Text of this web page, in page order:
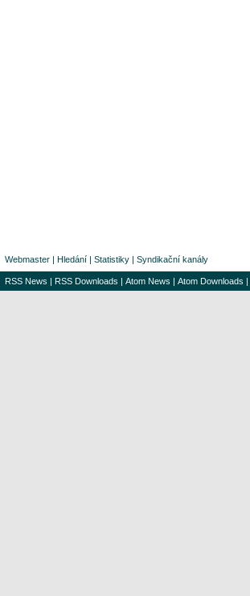
Webmaster | Hledání | Statistiky | Syndikační kanály
RSS News | RSS Downloads | Atom News | Atom Downloads |